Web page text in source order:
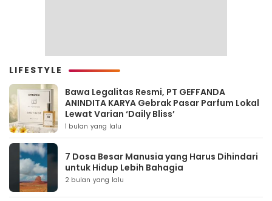
LIFESTYLE
Bawa Legalitas Resmi, PT GEFFANDA
ANINDITA KARYA Gebrak Pasar Parfum Lokal
Lewat Varian ‘Daily Bliss’
1 bulan yang lalu
7 Dosa Besar Manusia yang Harus Dihindari
untuk Hidup Lebih Bahagia
2 bulan yang lalu